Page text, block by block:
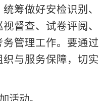
筹做好安检识别、
督查、试卷评阅、
管理工作。要通过
与服务保障，切实
活动。